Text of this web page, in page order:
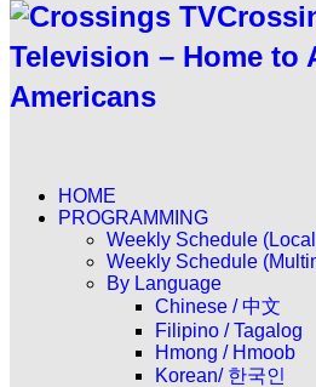
Television – Home to
Americans
HOME
PROGRAMMING
Weekly Schedule
Weekly Schedule
By Language
Chinese / 中文
Filipino / Tagalog
Hmong / Hmoob
Korean/ 한국인